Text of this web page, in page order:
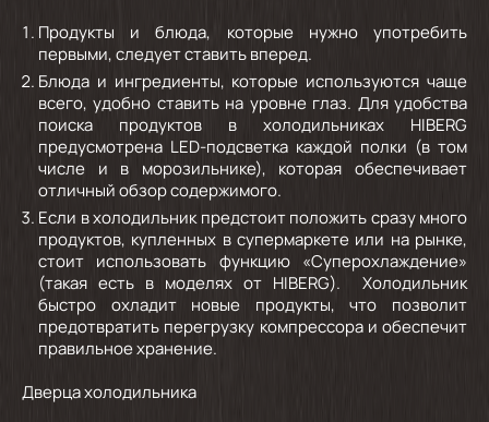
Продукты и блюда, которые нужно употребить
первыми, следует ставить вперед.
Блюда и ингредиенты, которые используются чаще
всего, удобно ставить на уровне глаз. Для удобства
поиска продуктов в холодильниках HIBERG
предусмотрена LED-подсветка каждой полки (в том
числе и в морозильнике), которая обеспечивает
отличный обзор содержимого.
Если в холодильник предстоит положить сразу много
продуктов, купленных в супермаркете или на рынке,
стоит использовать функцию «Суперохлаждение»
(такая есть в моделях от HIBERG). Холодильник
быстро охладит новые продукты, что позволит
предотвратить перегрузку компрессора и обеспечит
правильное хранение.
Дверца холодильника